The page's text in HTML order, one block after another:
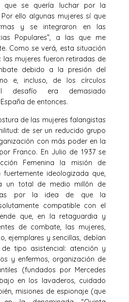
que se quería luchar por la
ello algunas mujeres sí que
y se integraron en las
Populares”, a las que me
Como se verá, esta situación
las mujeres fueron retiradas de
debido a la presión del
e, incluso, de los círculos
desafío era demasiado
de entonces.
de las mujeres falangistas
de ser un reducido grupo
con más poder en la
Franco. En Julio de 1937 se
Femenina la misión de
ideologizada que,
un total de medio millón de
por la idea de que la
compatible con el
que, en la retaguardia y
de combate, las mujeres,
ejemplares y sencillas, debían
tipo asistencial: atención y
y enfermos, organización de
(fundados por Mercedes
en los lavaderos, cuidado
misiones de espionaje (que